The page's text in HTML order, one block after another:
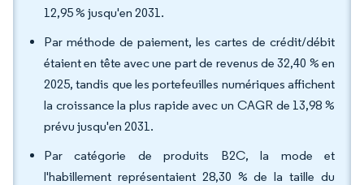
12,95 % jusqu'en 2031.
Par méthode de paiement, les cartes de crédit/débit
étaient en tête avec une part de revenus de 32,40 % en
2025, tandis que les portefeuilles numériques affichent
la croissance la plus rapide avec un CAGR de 13,98 %
prévu jusqu'en 2031.
Par catégorie de produits B2C, la mode et
l'habillement représentaient 28,30 % de la taille du